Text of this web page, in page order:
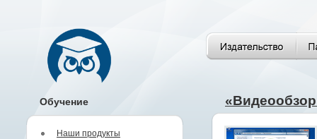
Обучение
Наши продукты